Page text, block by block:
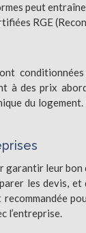
peut
RGE
à des prix
du
garantir leur
les devis,
l’entreprise.